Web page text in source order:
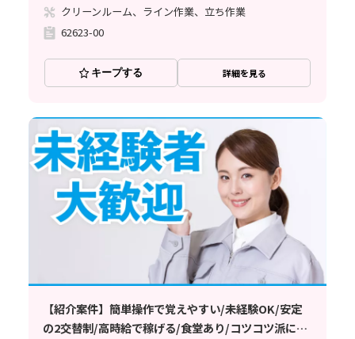
クリーンルーム、ライン作業、立ち作業
62623-00
キープする 詳細を見る
【紹介案件】簡単操作で覚えやすい/未経験OK/安定
の2交替制/高時給で稼げる/食堂あり/コツコツ派に最